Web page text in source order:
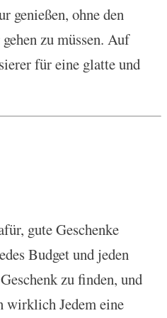
genießen, ohne den
zu müssen. Auf
für eine glatte und
gute Geschenke
Budget und jeden
zu finden, und
wirklich Jedem eine